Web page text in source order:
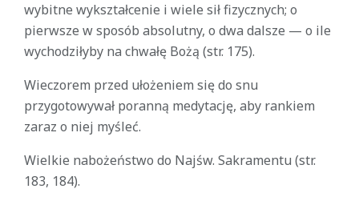
wybitne wykształcenie i wiele sił fizycznych; o
pierwsze w sposób absolutny, o dwa dalsze — o ile
wychodziłyby na chwałę Bożą (str. 175).
Wieczorem przed ułożeniem się do snu
przygotowywał poranną medytację, aby rankiem
zaraz o niej myśleć.
Wielkie nabożeństwo do Najśw. Sakramentu (str.
183, 184).